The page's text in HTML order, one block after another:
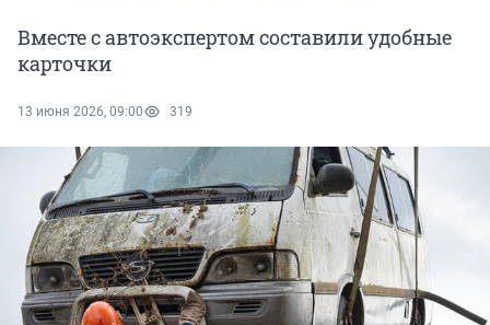
Вместе с автоэкспертом составили удобные
карточки
13 июня 2026, 09:00 319